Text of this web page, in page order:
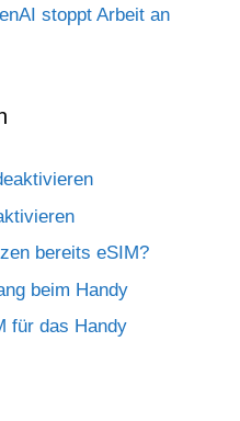
stoppt Arbeit an
bereits eSIM?
beim Handy
für das Handy